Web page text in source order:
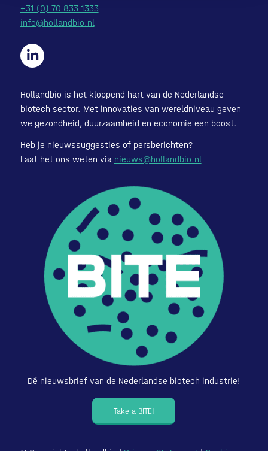
+31 (0) 70 833 1333
info@hollandbio.nl
Hollandbio is het kloppend hart van de Nederlandse
biotech sector. Met innovaties van wereldniveau geven
we gezondheid, duurzaamheid en economie een boost.
Heb je nieuwssuggesties of persberichten?
Laat het ons weten via nieuws@hollandbio.nl
Dé nieuwsbrief van de Nederlandse biotech industrie!
Take a BITE!